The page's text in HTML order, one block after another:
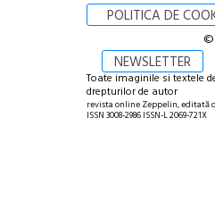
POLITICA DE
NEWSLETTER
©
Toate imaginile si textele
drepturilor de autor
revista online Zeppelin, editată
ISSN 3008-2986 ISSN-L 2069-721X